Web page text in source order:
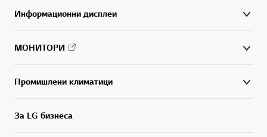
Информационни дисплеи
МОНИТОРИ
Промишлени климатици
За LG бизнеса